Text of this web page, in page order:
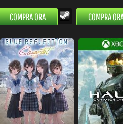
-25%
kr.374.53
kr.243.07 -28%